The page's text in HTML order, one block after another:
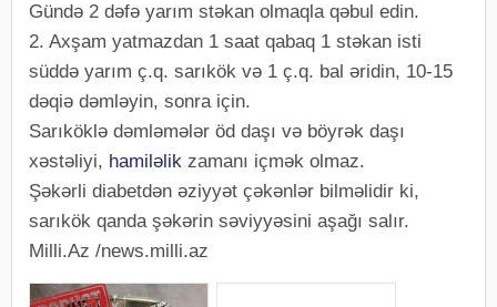
Gündə 2 dəfə yarım stəkan olmaqla qəbul edin.
2. Axşam yatmazdan 1 saat qabaq 1 stəkan isti
süddə yarım ç.q. sarıkök və 1 ç.q. bal əridin, 10-15
dəqiə dəmləyin, sonra için.
Sarıköklə dəmləmələr öd daşı və böyrək daşı
xəstəliyi, hamiləlik zamanı içmək olmaz.
Şəkərli diabetdən əziyyət çəkənlər bilməlidir ki,
sarıkök qanda şəkərin səviyyəsini aşağı salır.
Milli.Az /news.milli.az